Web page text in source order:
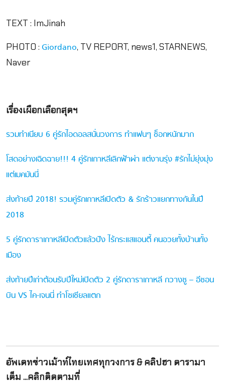
TEXT : ImJinah
PHOTO : Giordano, TV REPORT, news1, STARNEWS,
Naver
เรื่องเผือกเลือกสุดฯ
รวมทำเนียบ 6 คู่รักไอดอลสนั่นวงการ ทำแฟนๆ ช็อกหนักมาก
โสดอย่างเฉิดฉาย!!! 4 คู่รักเกาหลีเลิกฟ้าผ่า แต่งานรุ่ง #รักไม่ยุ่งมุ่ง
แต่เมคมันนี่
ส่งท้ายปี 2018! รวมคู่รักเกาหลีเปิดตัว & รักร้าวแยกทางกันในปี
2018
5 คู่รักดาราเกาหลีเปิดตัวแล้วปัง ไร้กระแสแอนตี้ คนอวยทั้งบ้านทั้ง
เมือง
ส่งท้ายปีเก่าต้อนรับปีใหม่เปิดตัว 2 คู่รักดาราเกาหลี กวางซู – อีซอน
บิน VS ไค-เจนนี่ ทำโซเชียลแตก
อัพเดทข่าวเม้าท์ไทยเทศทุกวงการ & คลิปฮา ดารามา
เต็ม ...คลิกติดตามที่